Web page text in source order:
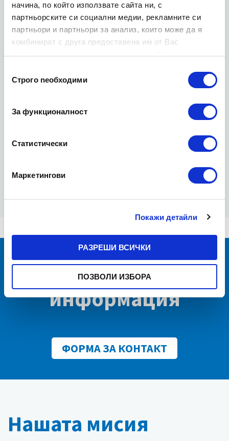
начина, по който използвате сайта ни, с
партньорските си социални медии, рекламните си
партньори и партньори за анализ, които може да я
комбинират с друга предоставена им от Вас
информация или с такава, която са събрали от
наСтрого nеобходими
За функционалност
Статистически
Маркетингови
Покажи детайли
РАЗРЕШИ ВСИЧКИ
ПОЗВОЛИ ИЗБОРА
Антикрехкостта в HR: как измерваме реакцията към
Статията разглежда антикрехкостта като важна характеристика в
Получете повече
информация
ФОРМА ЗА КОНТАКТ
Нашата мисия